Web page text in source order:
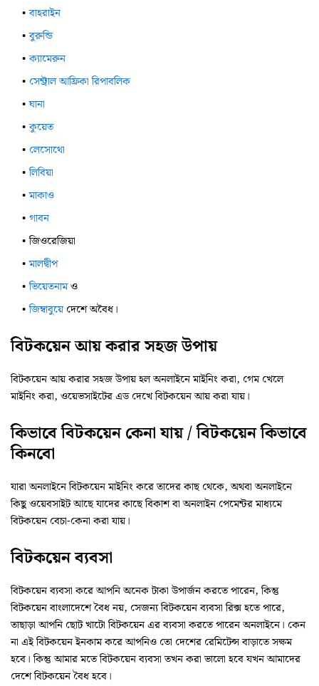
বাহরাইন
বুরুন্ডি
ক্যামেরুন
সেন্ট্রাল আফ্রিকা রিপাবলিক
ঘানা
কুয়েত
লেসোথো
লিবিয়া
মাকাও
গাবন
জিওরেজিয়া
মালদ্বীপ
ভিয়েতনামও
জিম্বাবুয়েদেশে অবৈধ।
বিটকয়েন আয় করার সহজ উপায়
বিটকয়েন আয় করার সহজ উপায় হল অনলাইনে মাইনিং করা, গেম খেলে
মাইনিং করা, ওয়েভসাইটের এড দেখে বিটকয়েন আয় করা যায়।
কিভাবে বিটকয়েন কেনা যায় / বিটকয়েন কিভাবে
কিনবো
যারা অনলাইনে বিটকয়েন মাইনিং করে তাদের কাছ থেকে, অথবা অনলাইনে
কিছু ওয়েবসাইট আছে যাদের কাছে বিকাশ বা অনলাইন পেমেন্টর মাধ্যমে
বিটকয়েন বেচা-কেনা করা যায়।
বিটকয়েন ব্যবসা
বিটকয়েন ব্যবসা করে আপনি অনেক টাকা উপার্জন করতে পারেন, কিন্তু
বিটকয়েন বাংলাদেশে বৈধ নয়, সেজন্য বিটকয়েন ব্যবসা রিক্স হতে পারে,
তাছাড়া আপনি ছোট খাটো বিটকয়েন এর ব্যবসা করতে পারেন অনলাইনে। কেন
না এই বিটকয়েন ইনকাম করে আপনিও তো দেশের রেমিটেন্স বাড়াতে সক্ষম
হবে। কিন্তু আমার মতে বিটকয়েন ব্যবসা তখন করা ভালো হবে যখন আমাদের
দেশে বিটকয়েন বৈধ হবে।